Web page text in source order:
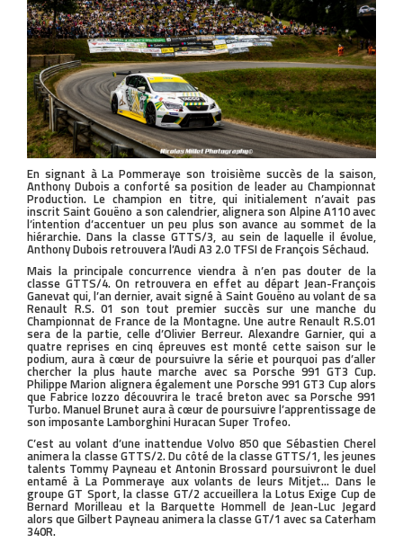
En signant à La Pommeraye son troisième succès de la saison,
Anthony Dubois a conforté sa position de leader au Championnat
Production. Le champion en titre, qui initialement n’avait pas
inscrit Saint Gouëno a son calendrier, alignera son Alpine A110 avec
l’intention d’accentuer un peu plus son avance au sommet de la
hiérarchie. Dans la classe GTTS/3, au sein de laquelle il évolue,
Anthony Dubois retrouvera l’Audi A3 2.0 TFSI de François Séchaud.
Mais la principale concurrence viendra à n’en pas douter de la
classe GTTS/4. On retrouvera en effet au départ Jean-François
Ganevat qui, l’an dernier, avait signé à Saint Gouëno au volant de sa
Renault R.S. 01 son tout premier succès sur une manche du
Championnat de France de la Montagne. Une autre Renault R.S.01
sera de la partie, celle d’Olivier Berreur. Alexandre Garnier, qui a
quatre reprises en cinq épreuves est monté cette saison sur le
podium, aura à cœur de poursuivre la série et pourquoi pas d’aller
chercher la plus haute marche avec sa Porsche 991 GT3 Cup.
Philippe Marion alignera également une Porsche 991 GT3 Cup alors
que Fabrice Iozzo découvrira le tracé breton avec sa Porsche 991
Turbo. Manuel Brunet aura à cœur de poursuivre l’apprentissage de
son imposante Lamborghini Huracan Super Trofeo.
C’est au volant d’une inattendue Volvo 850 que Sébastien Cherel
animera la classe GTTS/2. Du côté de la classe GTTS/1, les jeunes
talents Tommy Payneau et Antonin Brossard poursuivront le duel
entamé à La Pommeraye aux volants de leurs Mitjet… Dans le
groupe GT Sport, la classe GT/2 accueillera la Lotus Exige Cup de
Bernard Morilleau et la Barquette Hommell de Jean-Luc Jegard
alors que Gilbert Payneau animera la classe GT/1 avec sa Caterham
340R.